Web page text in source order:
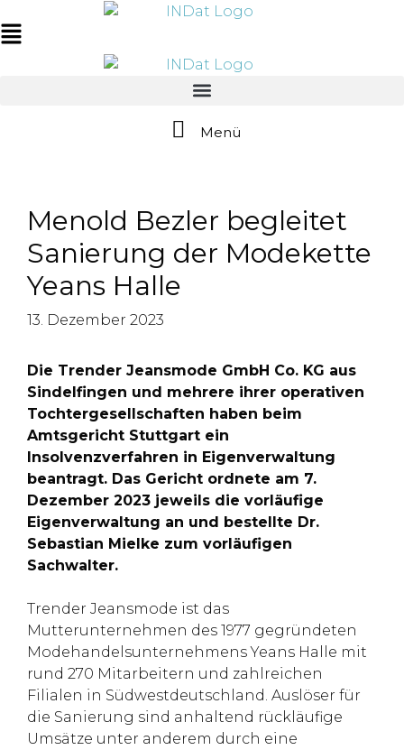
springen
Inhalt
Main
Menü
Menold Bezler begleitet
Sanierung der Modekette
Yeans Halle
13. Dezember 2023
Die Trender Jeansmode GmbH Co. KG aus
Sindelfingen und mehrere ihrer operativen
Tochtergesellschaften haben beim
Amtsgericht Stuttgart ein
Insolvenzverfahren in Eigenverwaltung
beantragt. Das Gericht ordnete am 7.
Dezember 2023 jeweils die vorläufige
Eigenverwaltung an und bestellte Dr.
Sebastian Mielke zum vorläufigen
Sachwalter.
Trender Jeansmode ist das
Mutterunternehmen des 1977 gegründeten
Modehandelsunternehmens Yeans Halle mit
rund 270 Mitarbeitern und zahlreichen
Filialen in Südwestdeutschland. Auslöser für
die Sanierung sind anhaltend rückläufige
Umsätze unter anderem durch eine